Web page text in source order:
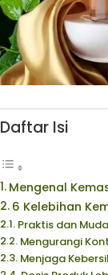
Daftar Isi
Mengenal
6 Kelebihan
Praktis dan
Mengurangi
Menjaga